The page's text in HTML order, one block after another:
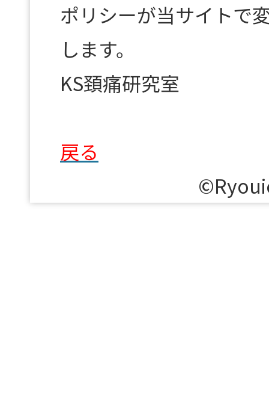
ポリシーが当サイトで
します。
KS頚痛研究室
戻る